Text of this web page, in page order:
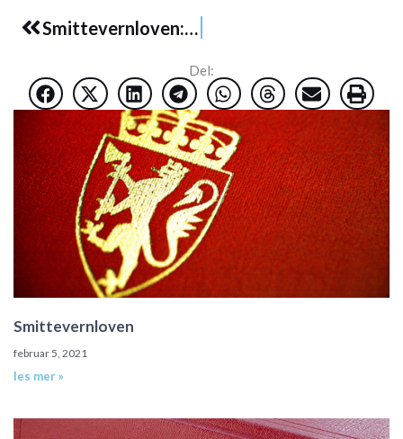
Smittevernloven: Aydar og Hoksrud adresserte den retoriske elefanten i rommet
Del:
Smittevernloven
februar 5, 2021
les mer »